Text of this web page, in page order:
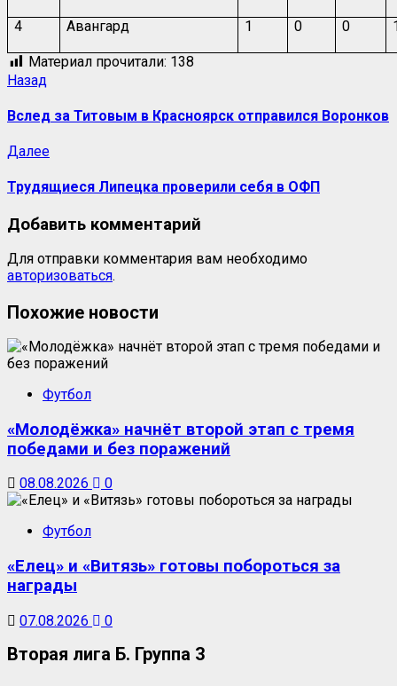
4 Авангард 1 0 0
Материал прочитали: 138
Назад
Вслед за Титовым в Красноярск отправился Воронков
Далее
Трудящиеся Липецка проверили себя в ОФП
Добавить комментарий
Для отправки комментария вам необходимо
авторизоваться.
Похожие новости
Футбол
«Молодёжка» начнёт второй этап с тремя
победами и без поражений
08.08.2026 0
Футбол
«Елец» и «Витязь» готовы побороться за
награды
07.08.2026 0
Вторая лига Б. Группа 3